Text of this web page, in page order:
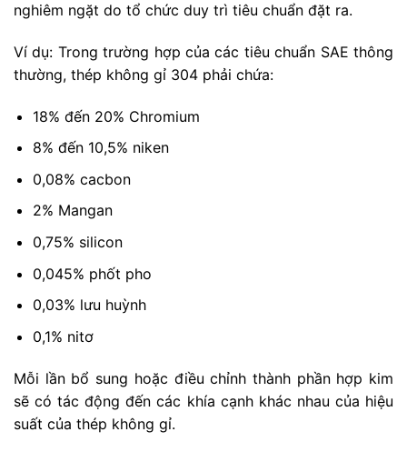
nghiêm ngặt do tổ chức duy trì tiêu chuẩn đặt ra.
Ví dụ: Trong trường hợp của các tiêu chuẩn SAE thông
thường, thép không gỉ 304 phải chứa:
18% đến 20% Chromium
8% đến 10,5% niken
0,08% cacbon
2% Mangan
0,75% silicon
0,045% phốt pho
0,03% lưu huỳnh
0,1% nitơ
Mỗi lần bổ sung hoặc điều chỉnh thành phần hợp kim
sẽ có tác động đến các khía cạnh khác nhau của hiệu
suất của thép không gỉ.